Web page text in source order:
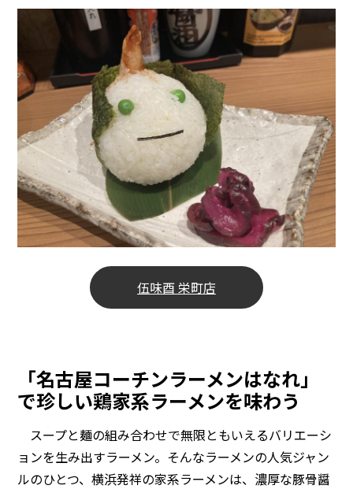
伍味酉 栄町店
「名古屋コーチンラーメンはなれ」
で珍しい鶏家系ラーメンを味わう
スープと麺の組み合わせで無限ともいえるバリエーシ
ョンを生み出すラーメン。そんなラーメンの人気ジャン
ルのひとつ、横浜発祥の家系ラーメンは、濃厚な豚骨醤